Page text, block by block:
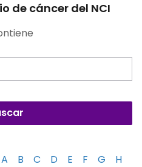
de cáncer del NCI
A B C D E F G
H